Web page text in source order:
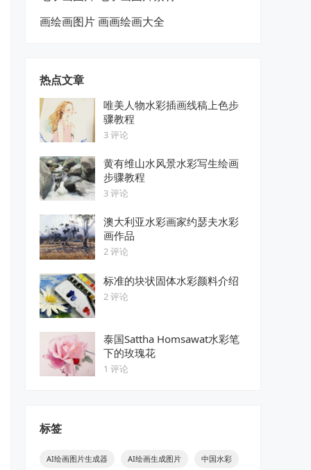
画绘画图片 画画绘画大全
热点文章
唯美人物水彩插画线稿上色步
骤教程
3 评论
黄有维山水风景水彩写生绘画
步骤教程
3 评论
澳大利亚水彩画家约瑟夫水彩
画作品
2 评论
标准的块状固体水彩颜料介绍
2 评论
泰国Sattha Homsawat水彩笔
下的玫瑰花
1 评论
标签
AI绘画图片生成器 AI绘画生成图片 中国水彩